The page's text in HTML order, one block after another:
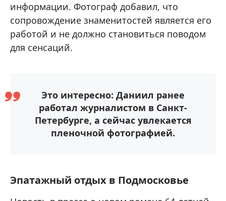
информации. Фотограф добавил, что
сопровождение знаменитостей является его
работой и не должно становиться поводом
для сенсаций.
Это интересно: Даниил ранее
работал журналистом в Санкт-
Петербурге, а сейчас увлекается
пленочной фотографией.
Эпатажный отдых в Подмосковье